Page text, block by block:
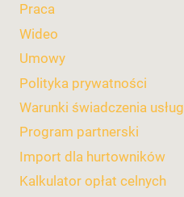
Praca
Wideo
Umowy
Polityka prywatności
Warunki świadczenia usług
Program partnerski
Import dla hurtowników
Kalkulator opłat celnych